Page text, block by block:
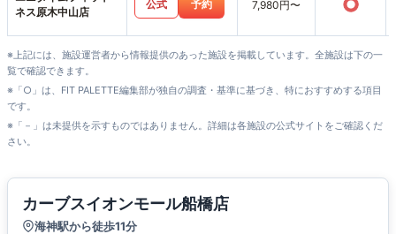
ネス原木中山店
公式 予約 7,980円〜 ○
※上記には、施設運営者から情報提供のあった施設を掲載しています。全施設は下の一
覧で確認できます。
※「○」は、FIT PALETTE編集部が独自の調査・基準に基づき、特におすすめする項目
です。
※「－」は未提供を示すものではありません。詳細は各施設の公式サイトをご確認くだ
さい。
カーブスイオンモール船橋店
海神駅から徒歩11分